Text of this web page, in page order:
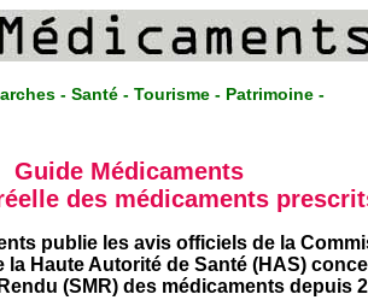
- Santé - Tourisme - Patrimoine -
Guide Médicaments
des médicaments
publie les avis officiels de la
la Haute Autorité de Santé (HAS)
(SMR) des médicaments depuis